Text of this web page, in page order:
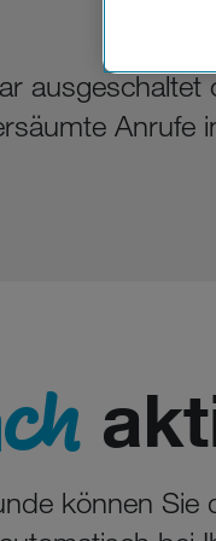
Anrufe
können Sie
Wenn
zur